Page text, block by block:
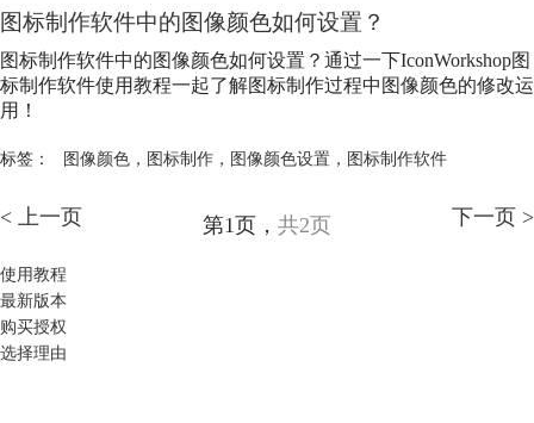
图标制作软件中的图像颜色如何设置？
图标制作软件中的图像颜色如何设置？通过一下IconWorkshop图
标制作软件使用教程一起了解图标制作过程中图像颜色的修改运
用！
标签： 图像颜色， 图标制作， 图像颜色设置， 图标制作软件
< 上一页 第1页， 共2页 下一页 >
使用教程
最新版本
购买授权
选择理由